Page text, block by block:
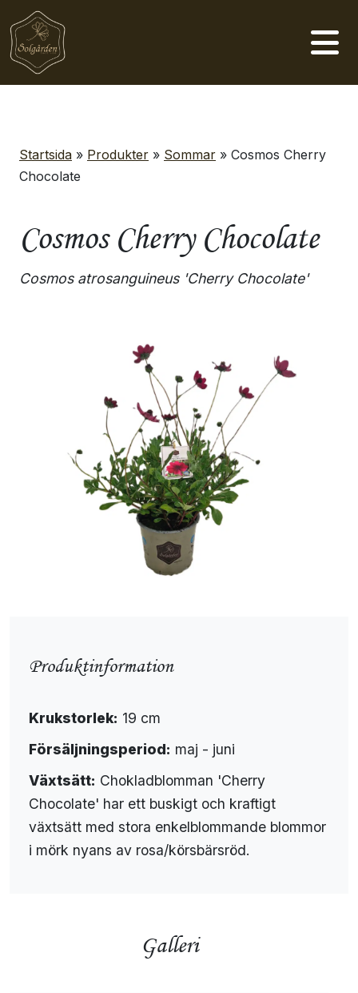
Huvudnavigering
Startsida » Produkter » Sommar » Cosmos Cherry
Chocolate
Cosmos Cherry Chocolate
Cosmos atrosanguineus 'Cherry Chocolate'
Produktinformation
Krukstorlek: 19 cm
Försäljningsperiod: maj - juni
Växtsätt: Chokladblomman 'Cherry
Chocolate' har ett buskigt och kraftigt
växtsätt med stora enkelblommande blommor
i mörk nyans av rosa/körsbärsröd.
Galleri